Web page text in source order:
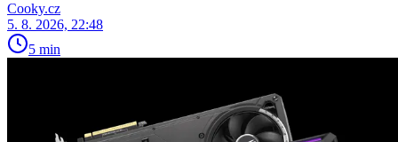
Cooky.cz
5. 8. 2026, 22:48
5 min